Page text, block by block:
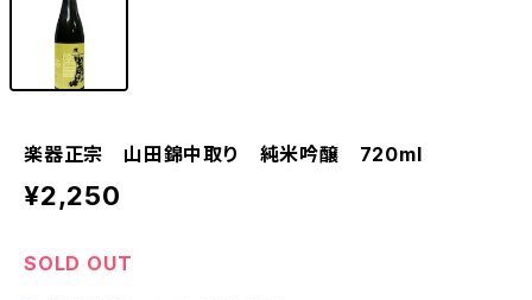
楽器正宗 山田錦中取り 純米吟醸 720ml
¥2,250
SOLD OUT